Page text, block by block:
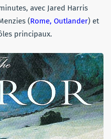
avec Jared Harris
(Rome, Outlander) et
principaux.